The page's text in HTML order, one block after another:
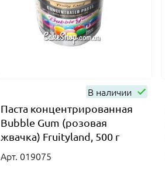
В наличии
Паста концентрированная
Bubble Gum (розовая
жвачка) Fruityland, 500 г
Арт. 019075